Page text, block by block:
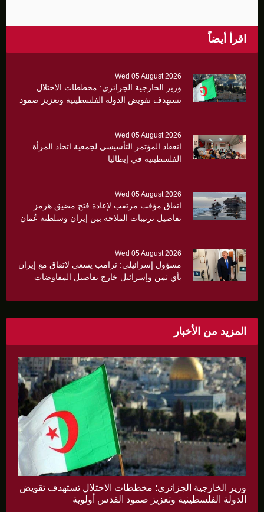
اقرأ أيضاً
Wed 05 August 2026
وزير الخارجية الجزائري: مخططات الاحتلال
تستهدف تقويض الدولة الفلسطينية وتعزيز صمود
Wed 05 August 2026
انعقاد المؤتمر التأسيسي لجمعية اتحاد المرأة
الفلسطينية في إيطاليا
Wed 05 August 2026
اتفاق مؤقت مرتقب لإعادة فتح مضيق هرمز..
تفاصيل ترتيبات الملاحة بين إيران وسلطنة عُمان
Wed 05 August 2026
مسؤول إسرائيلي: ترامب يسعى لاتفاق مع إيران
بأي ثمن وإسرائيل خارج تفاصيل المفاوضات
المزيد من الأخبار
وزير الخارجية الجزائري: مخططات الاحتلال تستهدف تقويض
الدولة الفلسطينية وتعزيز صمود القدس أولوية